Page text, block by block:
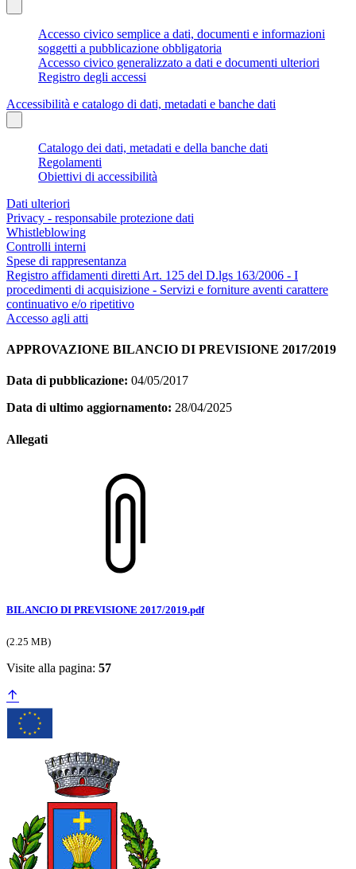
Accesso civico semplice a dati, documenti e informazioni
soggetti a pubblicazione obbligatoria
Accesso civico generalizzato a dati e documenti ulteriori
Registro degli accessi
Accessibilità e catalogo di dati, metadati e banche dati
Catalogo dei dati, metadati e della banche dati
Regolamenti
Obiettivi di accessibilità
Dati ulteriori
Privacy - responsabile protezione dati
Whistleblowing
Controlli interni
Spese di rappresentanza
Registro affidamenti diretti Art. 125 del D.lgs 163/2006 - I
procedimenti di acquisizione - Servizi e forniture aventi carattere
continuativo e/o ripetitivo
Accesso agli atti
APPROVAZIONE BILANCIO DI PREVISIONE 2017/2019
Data di pubblicazione: 04/05/2017
Data di ultimo aggiornamento: 28/04/2025
Allegati
BILANCIO DI PREVISIONE 2017/2019.pdf
(2.25 MB)
Visite alla pagina: 57